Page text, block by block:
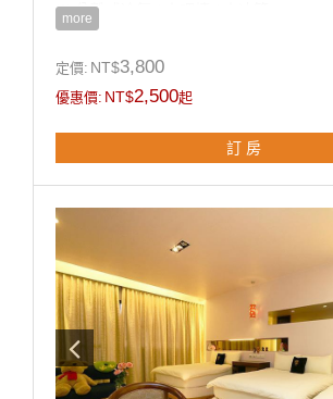
※ 分離式冷氣 / 小吧檯 / 小冰箱
※ 盥洗用具 / 吹風機
※ 電熱水瓶 / 茶包 / 咖啡包 / 礦泉水
**國旅卡訂房請於下單同時勾選備註即可。
more
定價: NT$3,800
優惠價: NT$2,500起
訂 房